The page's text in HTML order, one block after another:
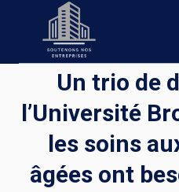
Un trio de
l’Université
les soins
âgées ont